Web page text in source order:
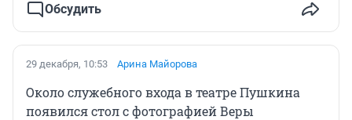
Обсудить
29 декабря, 10:53 Арина Майорова
Около служебного входа в театре Пушкина
появился стол с фотографией Веры